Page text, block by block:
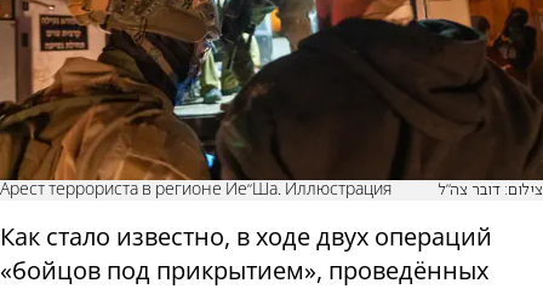
Арест террориста в регионе Ие"Ша. Иллюстрация צילום: דובר צה"ל
Как стало известно, в ходе двух операций
«бойцов под прикрытием», проведённых